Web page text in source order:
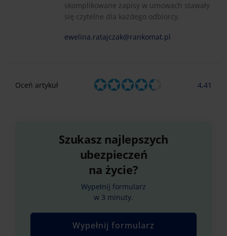
skomplikowane zapisy w umowach stawały
się czytelne dla każdego odbiorcy.
ewelina.ratajczak@rankomat.pl
Oceń artykuł 4,41
Szukasz najlepszych
ubezpieczeń
na życie?
Wypełnij formularz
w 3 minuty.
Wypełnij formularz